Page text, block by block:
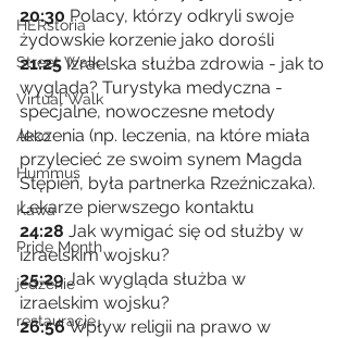
HERstoria
Street Walk
Virtual Walk
Akko
Hummus
Kawa
Pride Month
jedzenie
restauracje
20:30 Polacy, którzy odkryli swoje
żydowskie korzenie jako dorośli
21:25 Izraelska służba zdrowia - jak to
wygląda? Turystyka medyczna -
specjalne, nowoczesne metody
leczenia (np. leczenia, na które miała
przylecieć ze swoim synem Magda
Stępień, była partnerka Rzeźniczaka).
Lekarze pierwszego kontaktu
24:28 Jak wymigać się od służby w
izraelskim wojsku?
25:29 Jak wygląda służba w
izraelskim wojsku?
26:56 Wpływ religii na prawo w